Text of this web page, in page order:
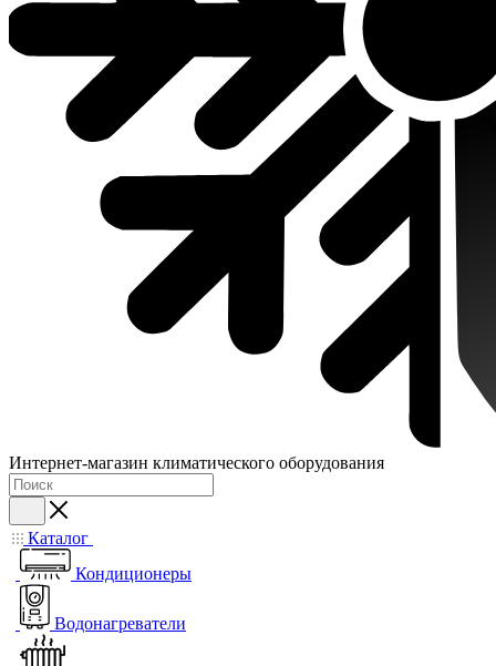
Интернет-магазин климатического оборудования
Каталог
Кондиционеры
Водонагреватели